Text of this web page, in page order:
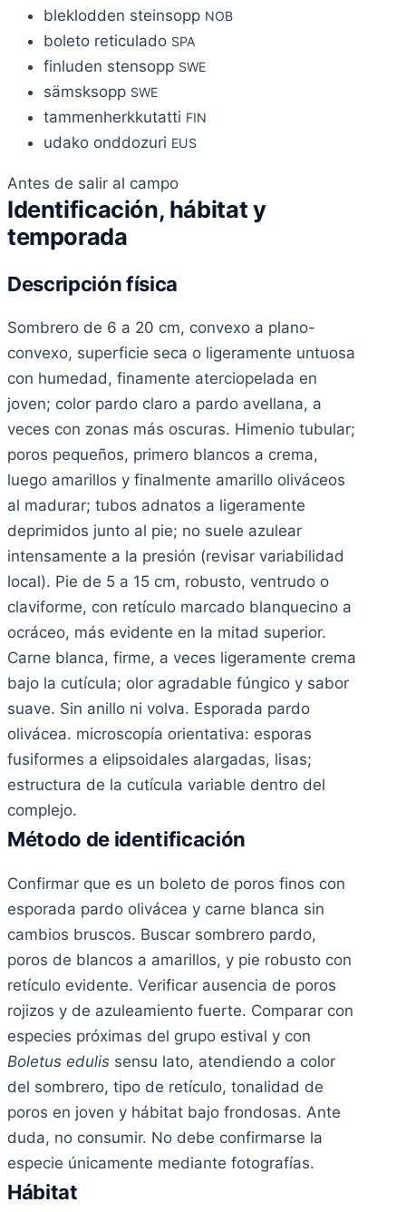
bleklodden steinsopp NOB
boleto reticulado SPA
finluden stensopp SWE
sämsksopp SWE
tammenherkkutatti FIN
udako onddozuri EUS
Antes de salir al campo
Identificación, hábitat y
temporada
Descripción física
Sombrero de 6 a 20 cm, convexo a plano-
convexo, superficie seca o ligeramente untuosa
con humedad, finamente aterciopelada en
joven; color pardo claro a pardo avellana, a
veces con zonas más oscuras. Himenio tubular;
poros pequeños, primero blancos a crema,
luego amarillos y finalmente amarillo oliváceos
al madurar; tubos adnatos a ligeramente
deprimidos junto al pie; no suele azulear
intensamente a la presión (revisar variabilidad
local). Pie de 5 a 15 cm, robusto, ventrudo o
claviforme, con retículo marcado blanquecino a
ocráceo, más evidente en la mitad superior.
Carne blanca, firme, a veces ligeramente crema
bajo la cutícula; olor agradable fúngico y sabor
suave. Sin anillo ni volva. Esporada pardo
olivácea. microscopía orientativa: esporas
fusiformes a elipsoidales alargadas, lisas;
estructura de la cutícula variable dentro del
complejo.
Método de identificación
Confirmar que es un boleto de poros finos con
esporada pardo olivácea y carne blanca sin
cambios bruscos. Buscar sombrero pardo,
poros de blancos a amarillos, y pie robusto con
retículo evidente. Verificar ausencia de poros
rojizos y de azuleamiento fuerte. Comparar con
especies próximas del grupo estival y con
Boletus edulis sensu lato, atendiendo a color
del sombrero, tipo de retículo, tonalidad de
poros en joven y hábitat bajo frondosas. Ante
duda, no consumir. No debe confirmarse la
especie únicamente mediante fotografías.
Hábitat